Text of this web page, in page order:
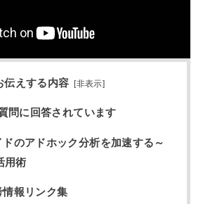
伝えする内容 [非表示]
問に回答されています
ドのアドホック分析を加速する～
用術
報リンク集